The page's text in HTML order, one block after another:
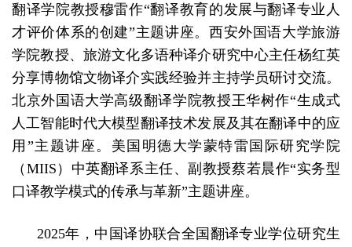
翻译学院教授穆雷作“翻译教育的发展与翻译专业人
才评价体系的创建”主题讲座。西安外国语大学旅游
学院教授、旅游文化多语种译介研究中心主任杨红英
分享博物馆文物译介实践经验并主持学员研讨交流。
北京外国语大学高级翻译学院教授王华树作“生成式
人工智能时代大模型翻译技术发展及其在翻译中的应
用”主题讲座。美国明德大学蒙特雷国际研究学院
（MIIS）中英翻译系主任、副教授蔡若晨作“实务型
口译教学模式的传承与革新”主题讲座。
2025年，中国译协联合全国翻译专业学位研究生